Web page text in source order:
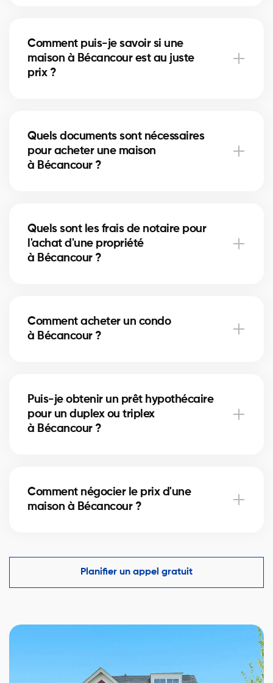
immeuble locatif. Nos courtiers vous aident à trouver
la propriété qui correspond à vos objectifs et à votre
budget.
Comment puis-je savoir si une
maison à Bécancour est au juste
prix ?
l’emplacement pour vous donner une estimation
précise et vous éviter de surpayer.
Quels documents sont nécessaires
pour acheter une maison
à Bécancour ?
pièce d'identité et d'une lettre de préapprobation.
Nos experts vous accompagnent dans chaque
étape.
Quels sont les frais de notaire pour
l'achat d'une propriété
à Bécancour ?
vérification des titres et l’inscription hypothécaire.
Nos courtiers peuvent vous aider à estimer ces
Comment acheter un condo
à Bécancour ?
gestion de la copropriété. Nos courtiers vous guident
pour éviter les mauvaises surprises.
Puis-je obtenir un prêt hypothécaire
pour un duplex ou triplex
à Bécancour ?
locatifs. Ils vous aident à financer votre projet
immobilier et optimiser votre mise de fonds.
Comment négocier le prix d'une
maison à Bécancour ?
comparables du marché à Bécancour et vous aide à
faire une offre compétitive tout en protégeant vos
intérêts.
Planifier un appel gratuit